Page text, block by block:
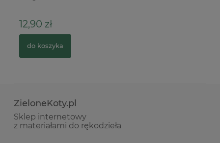
12,90 zł
do koszyka
ZieloneKoty.pl
Sklep internetowy
z materiałami do rękodzieła